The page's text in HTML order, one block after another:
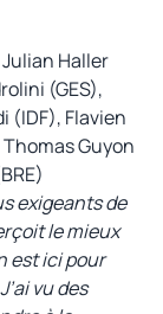
Haller
(GES),
(IDF), Flavien
Guyon
exigeants de
le mieux
est ici pour
vu des